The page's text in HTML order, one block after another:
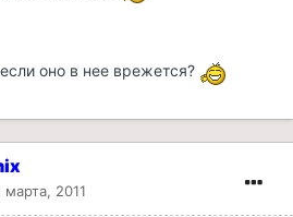
оно в нее врежется?
марта, 2011